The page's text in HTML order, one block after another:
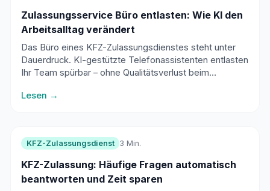
Zulassungsservice Büro entlasten: Wie KI den
Arbeitsalltag verändert
Das Büro eines KFZ-Zulassungsdienstes steht unter
Dauerdruck. KI-gestützte Telefonassistenten entlasten
Ihr Team spürbar – ohne Qualitätsverlust beim
Lesen →
KFZ-Zulassungsdienst 3 Min.
KFZ-Zulassung: Häufige Fragen automatisch
beantworten und Zeit sparen